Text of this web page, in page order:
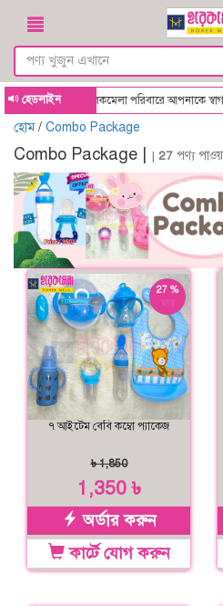
হেডলাইন- হরেকমেলা পরিবারে আপনাকে স্বাগতম।
হোম/ Combo Package
Combo Package | | 27 পণ্য
27 %
৭ আইটেম বেবি কম্বো প্যাকেজ
৳ 1,850
1,350 ৳
অর্ডার করুন
কার্টে যোগ করুন